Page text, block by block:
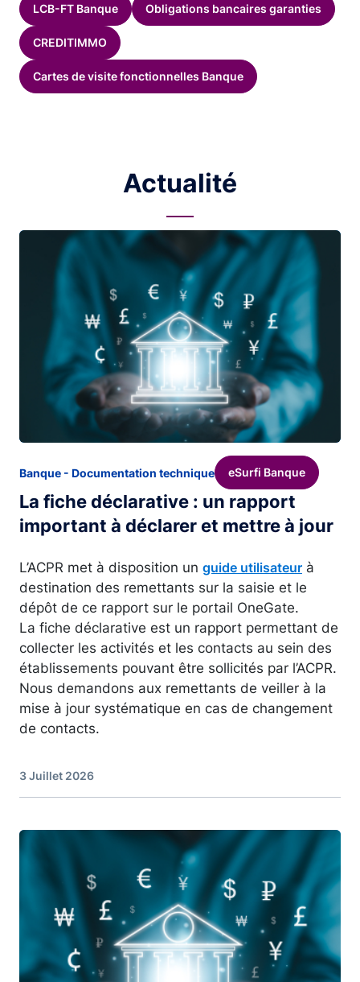
LCB-FT Banque Obligations bancaires garanties
CREDITIMMO
Cartes de visite fonctionnelles Banque
Actualité
Image
La fiche déclarative : un rapport
important à déclarer et mettre à jour
Banque - Documentation technique eSurfi Banque
L’ACPR met à disposition un guide utilisateur à
destination des remettants sur la saisie et le
dépôt de ce rapport sur le portail OneGate.
La fiche déclarative est un rapport permettant de
collecter les activités et les contacts au sein des
établissements pouvant être sollicités par l’ACPR.
Nous demandons aux remettants de veiller à la
mise à jour systématique en cas de changement
de contacts.
3 Juillet 2026